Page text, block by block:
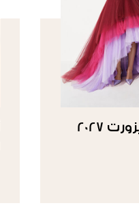
مجموعة Carolina Herrera ريزورت 2027